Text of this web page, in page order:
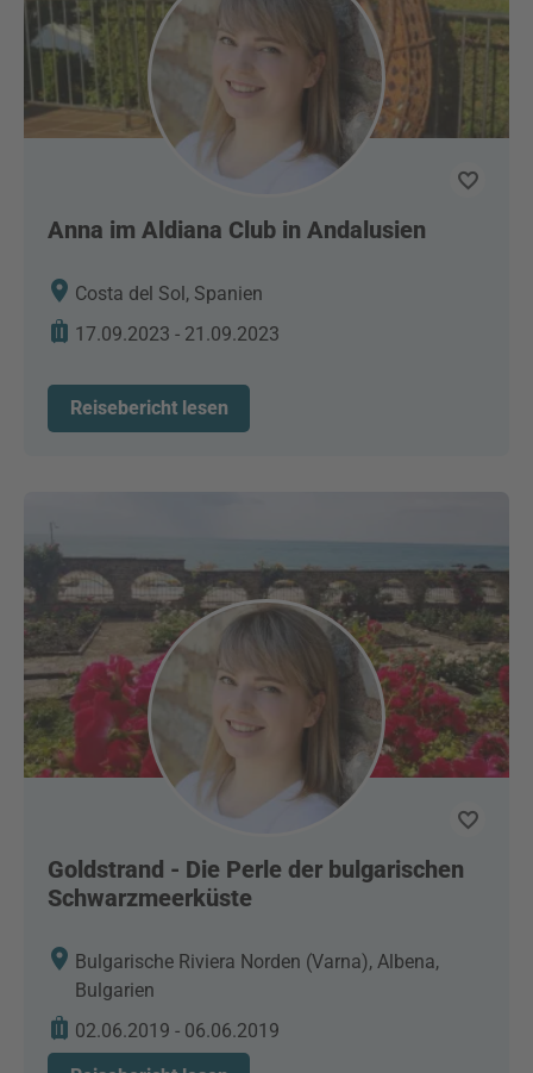
Anna im Aldiana Club in Andalusien
Costa del Sol, Spanien
17.09.2023 - 21.09.2023
Reisebericht lesen
Goldstrand - Die Perle der bulgarischen
Schwarzmeerküste
Bulgarische Riviera Norden (Varna), Albena,
Bulgarien
02.06.2019 - 06.06.2019